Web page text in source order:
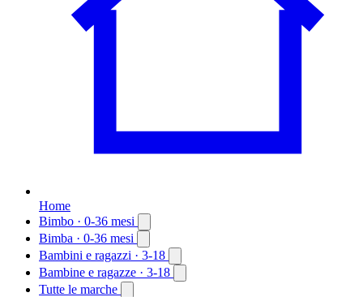
Home
Bimbo · 0-36 mesi
Bimba · 0-36 mesi
Bambini e ragazzi · 3-18
Bambine e ragazze · 3-18
Tutte le marche